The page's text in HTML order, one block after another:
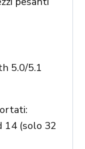
5.0/5.1
14 (solo 32